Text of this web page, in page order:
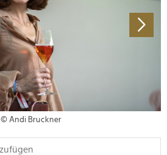
© Andi Bruckner